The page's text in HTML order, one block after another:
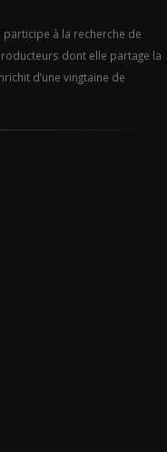
participe à la recherche de
dont elle partage la
d’une vingtaine de